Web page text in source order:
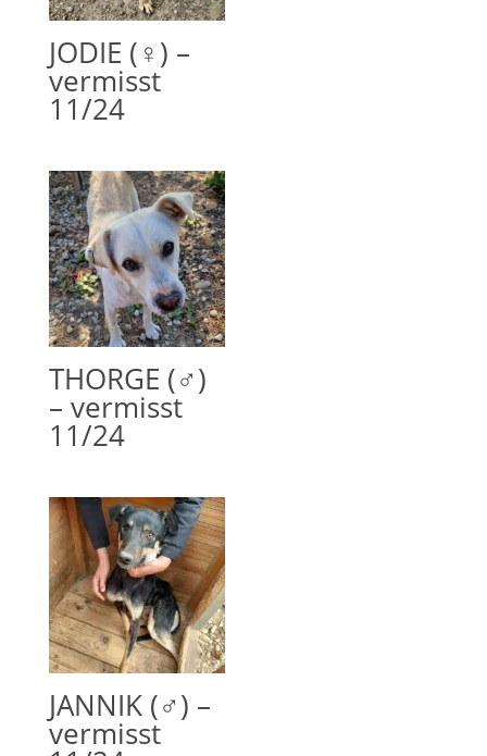
JODIE (♀) –
vermisst
11/24
THORGE (♂)
– vermisst
11/24
JANNIK (♂) –
vermisst